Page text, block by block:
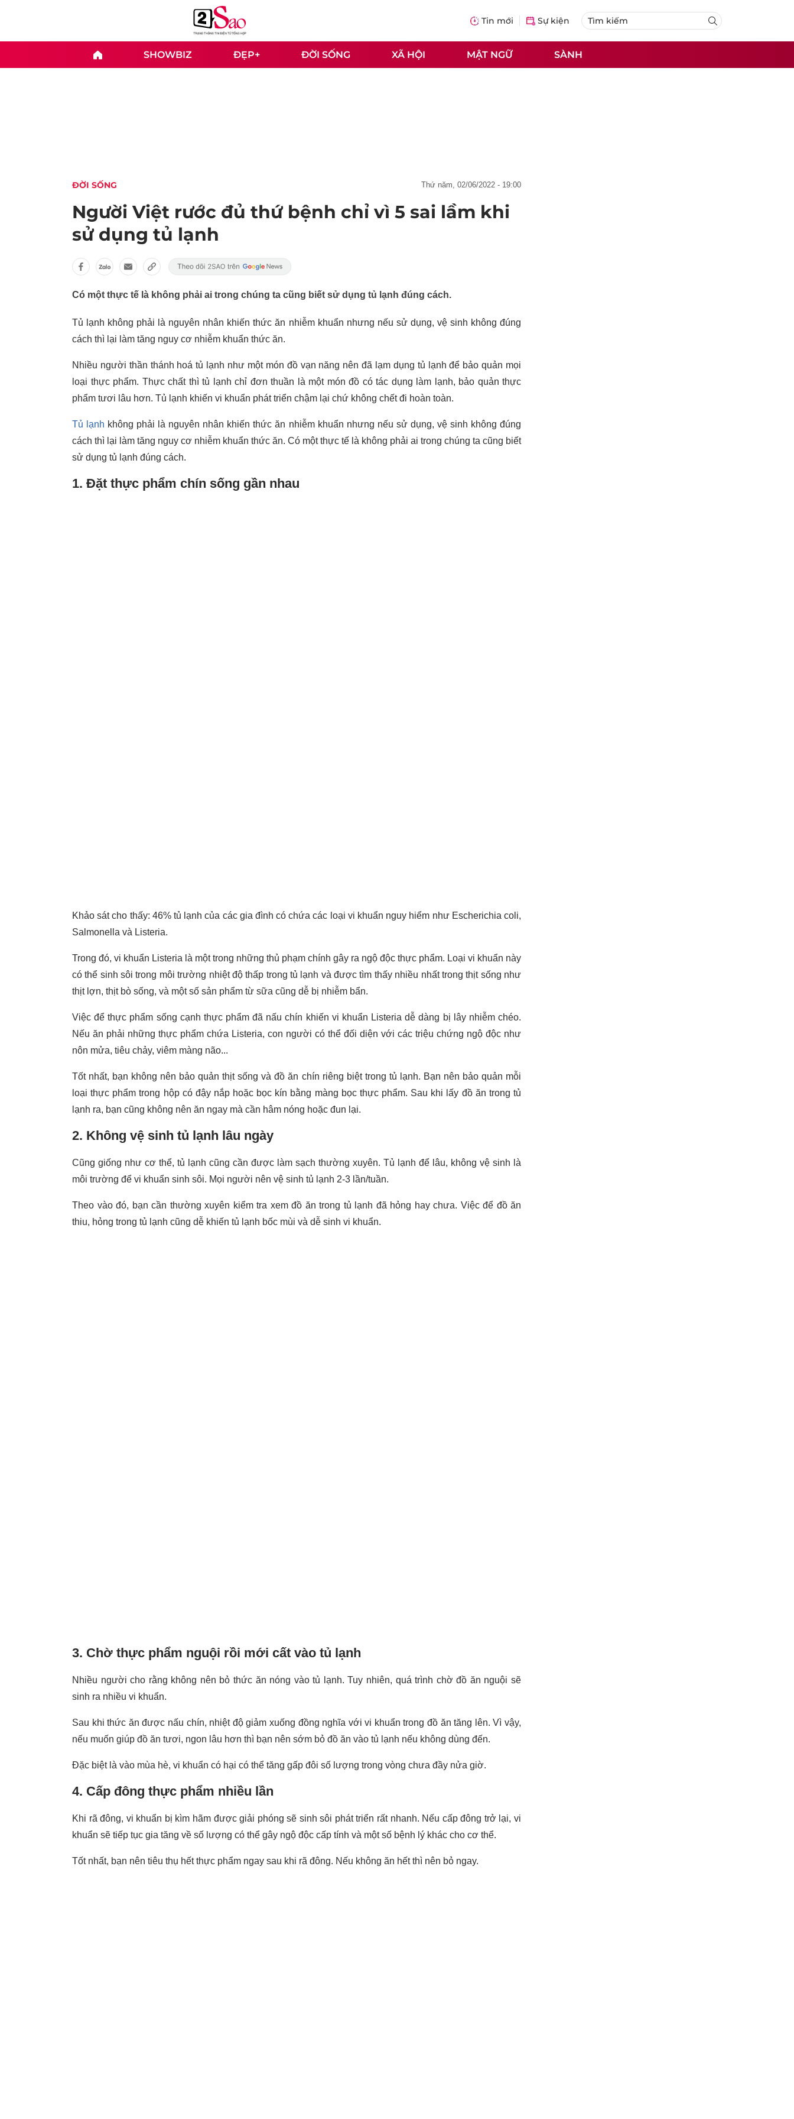
Tin mới Sự kiện
SHOWBIZ ĐẸP+ ĐỜI SỐNG XÃ HỘI MẬT NGỮ SÀNH
ĐỜI SỐNG thứ năm, 02/06/2022 - 19:00
Người Việt rước đủ thứ bệnh chỉ vì 5 sai lầm khi
sử dụng tủ lạnh
Có một thực tế là không phải ai trong chúng ta cũng biết sử dụng tủ lạnh đúng cách.
Tủ lạnh không phải là nguyên nhân khiến thức ăn nhiễm khuẩn nhưng nếu sử dụng, vệ sinh không đúng
cách thì lại làm tăng nguy cơ nhiễm khuẩn thức ăn.
Nhiều người thần thánh hoá tủ lạnh như một món đồ vạn năng nên đã lạm dụng tủ lạnh để bảo quản mọi
loại thực phẩm. Thực chất thì tủ lạnh chỉ đơn thuần là một món đồ có tác dụng làm lạnh, bảo quản thực
phẩm tươi lâu hơn. Tủ lạnh khiến vi khuẩn phát triển chậm lại chứ không chết đi hoàn toàn.
Tủ lạnh không phải là nguyên nhân khiến thức ăn nhiễm khuẩn nhưng nếu sử dụng, vệ sinh không đúng
cách thì lại làm tăng nguy cơ nhiễm khuẩn thức ăn. Có một thực tế là không phải ai trong chúng ta cũng biết
sử dụng tủ lạnh đúng cách.
1. Đặt thực phẩm chín sống gần nhau
Khảo sát cho thấy: 46% tủ lạnh của các gia đình có chứa các loại vi khuẩn nguy hiểm như Escherichia coli,
Salmonella và Listeria.
Trong đó, vi khuẩn Listeria là một trong những thủ phạm chính gây ra ngộ độc thực phẩm. Loại vi khuẩn này
có thể sinh sôi trong môi trường nhiệt độ thấp trong tủ lạnh và được tìm thấy nhiều nhất trong thịt sống như
thịt lợn, thịt bò sống, và một số sản phẩm từ sữa cũng dễ bị nhiễm bẩn.
Việc để thực phẩm sống cạnh thực phẩm đã nấu chín khiến vi khuẩn Listeria dễ dàng bị lây nhiễm chéo.
Nếu ăn phải những thực phẩm chứa Listeria, con người có thể đối diện với các triệu chứng ngộ độc như
nôn mửa, tiêu chảy, viêm màng não...
Tốt nhất, bạn không nên bảo quản thịt sống và đồ ăn chín riêng biệt trong tủ lạnh. Bạn nên bảo quản mỗi
loại thực phẩm trong hộp có đậy nắp hoặc bọc kín bằng màng bọc thực phẩm. Sau khi lấy đồ ăn trong tủ
lạnh ra, bạn cũng không nên ăn ngay mà cần hâm nóng hoặc đun lại.
2. Không vệ sinh tủ lạnh lâu ngày
Cũng giống như cơ thể, tủ lạnh cũng cần được làm sạch thường xuyên. Tủ lạnh để lâu, không vệ sinh là
môi trường để vi khuẩn sinh sôi. Mọi người nên vệ sinh tủ lạnh 2-3 lần/tuần.
Theo vào đó, bạn cần thường xuyên kiểm tra xem đồ ăn trong tủ lạnh đã hỏng hay chưa. Việc để đồ ăn
thiu, hỏng trong tủ lạnh cũng dễ khiến tủ lạnh bốc mùi và dễ sinh vi khuẩn.
3. Chờ thực phẩm nguội rồi mới cất vào tủ lạnh
Nhiều người cho rằng không nên bỏ thức ăn nóng vào tủ lạnh. Tuy nhiên, quá trình chờ đồ ăn nguội sẽ
sinh ra nhiều vi khuẩn.
Sau khi thức ăn được nấu chín, nhiệt độ giảm xuống đồng nghĩa với vi khuẩn trong đồ ăn tăng lên. Vì vậy,
nếu muốn giúp đồ ăn tươi, ngon lâu hơn thì bạn nên sớm bỏ đồ ăn vào tủ lạnh nếu không dùng đến.
Đặc biệt là vào mùa hè, vi khuẩn có hại có thể tăng gấp đôi số lượng trong vòng chưa đầy nửa giờ.
4. Cấp đông thực phẩm nhiều lần
Khi rã đông, vi khuẩn bị kìm hãm được giải phóng sẽ sinh sôi phát triển rất nhanh. Nếu cấp đông trở lại, vi
khuẩn sẽ tiếp tục gia tăng về số lượng có thể gây ngộ độc cấp tính và một số bệnh lý khác cho cơ thể.
Tốt nhất, bạn nên tiêu thụ hết thực phẩm ngay sau khi rã đông. Nếu không ăn hết thì nên bỏ ngay.